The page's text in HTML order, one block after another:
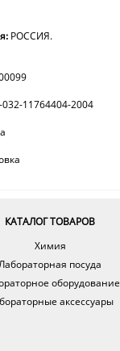
РОССИЯ.
11764404-2004
КАТАЛОГ ТОВАРОВ
Химия
посуда
оборудование
аксессуары